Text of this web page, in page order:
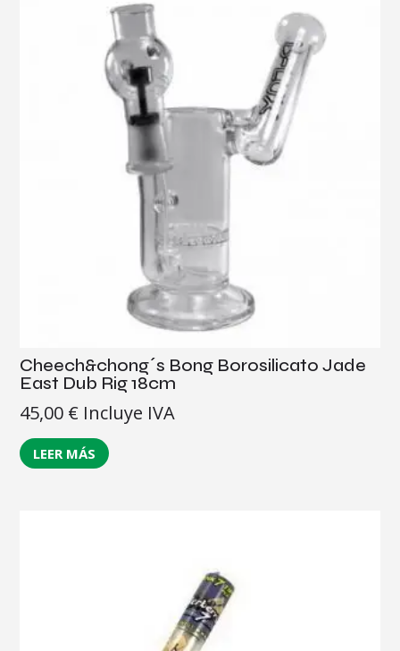
Cheech&chong´s Bong Borosilicato Jade
East Dub Rig 18cm
45,00 € Incluye IVA
LEER MÁS